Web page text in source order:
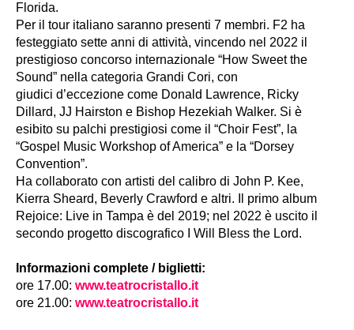
Florida.
Per il tour italiano saranno presenti 7 membri. F2 ha
festeggiato sette anni di attività, vincendo nel 2022 il
prestigioso concorso internazionale “How Sweet the
Sound” nella categoria Grandi Cori, con
giudici d’eccezione come Donald Lawrence, Ricky
Dillard, JJ Hairston e Bishop Hezekiah Walker. Si è
esibito su palchi prestigiosi come il “Choir Fest”, la
“Gospel Music Workshop of America” e la “Dorsey
Convention”.
Ha collaborato con artisti del calibro di John P. Kee,
Kierra Sheard, Beverly Crawford e altri. Il primo album
Rejoice: Live in Tampa è del 2019; nel 2022 è uscito il
secondo progetto discografico I Will Bless the Lord.
Informazioni complete / biglietti:
ore 17.00: www.teatrocristallo.it
ore 21.00: www.teatrocristallo.it